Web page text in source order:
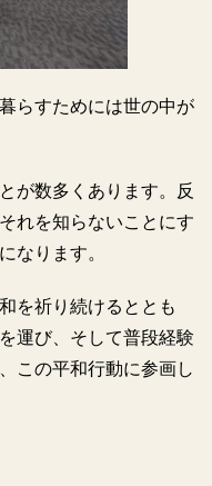
らすためには世の中が
が数多くあります。反
れを知らないことにす
なります。
を祈り続けるととも
運び、そして普段経験
この平和行動に参画し